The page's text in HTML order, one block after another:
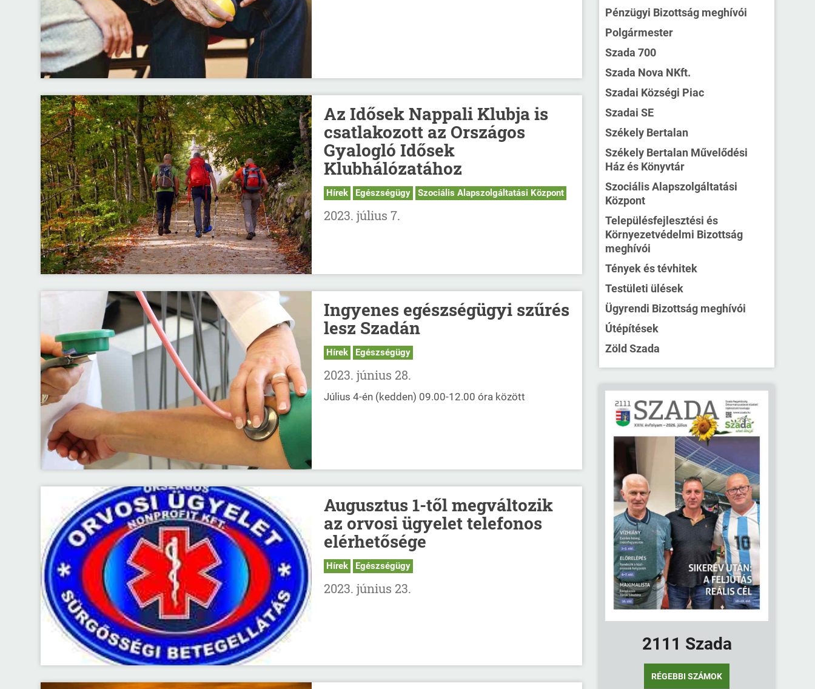
Az Idősek Nappali Klubja is
csatlakozott az Országos
Gyalogló Idősek
Klubhálózatához
Hírek Egészségügy Szociális Alapszolgáltatási Központ
2023. július 7.
Ingyenes egészségügyi szűrés
lesz Szadán
Hírek Egészségügy
2023. június 28.
Július 4-én (kedden) 09.00-12.00 óra között
Augusztus 1-től megváltozik
az orvosi ügyelet telefonos
elérhetősége
Hírek Egészségügy
2023. június 23.
Pénzügyi Bizottság meghívói
Polgármester
Szada 700
Szada Nova NKft.
Szadai Községi Piac
Szadai SE
Székely Bertalan
Székely Bertalan Művelődési
Ház és Könyvtár
Szociális Alapszolgáltatási
Központ
Településfejlesztési és
Környezetvédelmi Bizottság
meghívói
Tények és tévhitek
Testületi ülések
Ügyrendi Bizottság meghívói
Útépítések
Zöld Szada
2111 Szada
RÉGEBBI SZÁMOK